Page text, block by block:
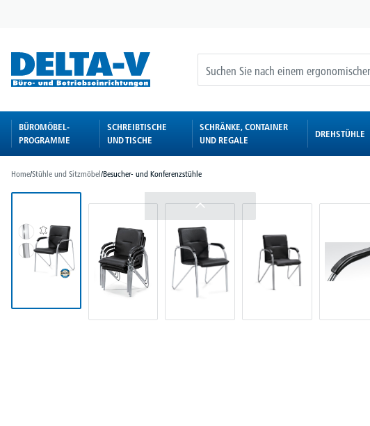
BÜROMÖBEL-
PROGRAMME
SCHREIBTISCHE
UND TISCHE
SCHRÄNKE, CONTAINER
UND REGALE
DREHSTÜHLE
Home/Stühle und Sitzmöbel/Besucher- und Konferenzstühle